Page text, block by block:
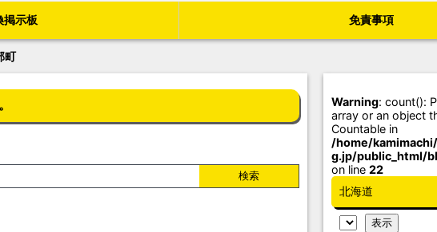
掲示板 免責事項
町
Warning: count():
array or an object
Countable in
/home/
g.jp/public_html/
on line 22
北海道